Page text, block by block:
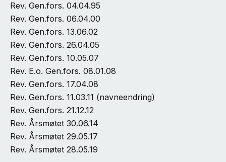
Rev. Gen.fors. 04.04.95
Rev. Gen.fors. 06.04.00
Rev. Gen.fors. 13.06.02
Rev. Gen.fors. 26.04.05
Rev. Gen.fors. 10.05.07
Rev. E.o. Gen.fors. 08.01.08
Rev. Gen.fors. 17.04.08
Rev. Gen.fors. 11.03.11 (navneendring)
Rev. Gen.fors. 21.12.12
Rev. Årsmøtet 30.06.14
Rev. Årsmøtet 29.05.17
Rev. Årsmøtet 28.05.19